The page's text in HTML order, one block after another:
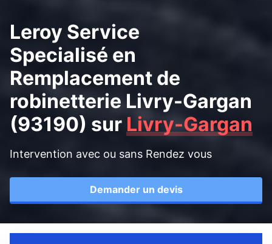
Leroy Service
Specialisé en
Remplacement de
robinetterie Livry-Gargan
(93190) sur Livry-Gargan
Intervention avec ou sans Rendez vous
Demander un devis